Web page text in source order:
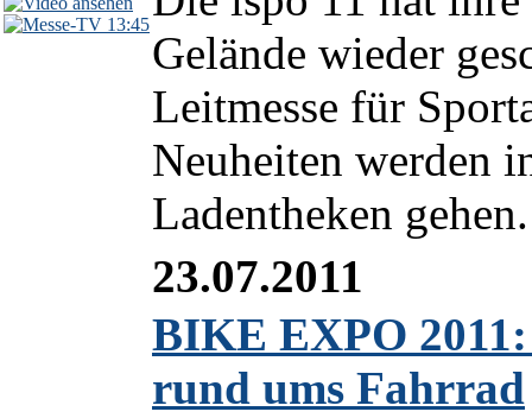
13:45
Gelände wieder
Leitmesse für
Neuheiten werden
Ladentheken
23.07.2011
BIKE EXPO
rund ums Fahrrad